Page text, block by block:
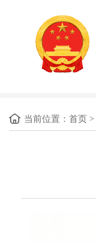
当前位置： 首页 >